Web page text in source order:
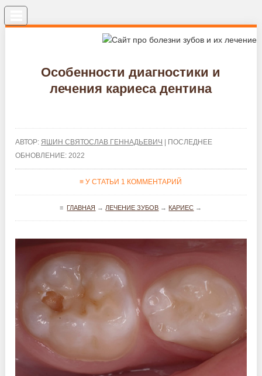
Особенности диагностики и
лечения кариеса дентина
АВТОР: ЯШИН СВЯТОСЛАВ ГЕННАДЬЕВИЧ
| ПОСЛЕДНЕЕ
ОБНОВЛЕНИЕ: 2022
≡ У СТАТЬИ 1 КОММЕНТАРИЙ
≡ ГЛАВНАЯ → ЛЕЧЕНИЕ ЗУБОВ → КАРИЕС →